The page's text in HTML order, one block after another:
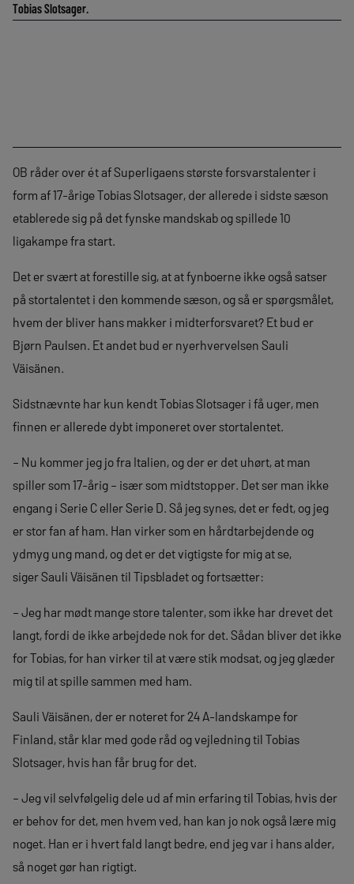
Tobias Slotsager.
OB råder over ét af Superligaens største forsvarstalenter i
form af 17-årige Tobias Slotsager, der allerede i sidste sæson
etablerede sig på det fynske mandskab og spillede 10
ligakampe fra start.
Det er svært at forestille sig, at at fynboerne ikke også satser
på stortalentet i den kommende sæson, og så er spørgsmålet,
hvem der bliver hans makker i midterforsvaret? Et bud er
Bjørn Paulsen. Et andet bud er nyerhvervelsen Sauli
Väisänen.
Sidstnævnte har kun kendt Tobias Slotsager i få uger, men
finnen er allerede dybt imponeret over stortalentet.
– Nu kommer jeg jo fra Italien, og der er det uhørt, at man
spiller som 17-årig – især som midtstopper. Det ser man ikke
engang i Serie C eller Serie D. Så jeg synes, det er fedt, og jeg
er stor fan af ham. Han virker som en hårdtarbejdende og
ydmyg ung mand, og det er det vigtigste for mig at se,
siger Sauli Väisänen til Tipsbladet og fortsætter:
– Jeg har mødt mange store talenter, som ikke har drevet det
langt, fordi de ikke arbejdede nok for det. Sådan bliver det ikke
for Tobias, for han virker til at være stik modsat, og jeg glæder
mig til at spille sammen med ham.
Sauli Väisänen, der er noteret for 24 A-landskampe for
Finland, står klar med gode råd og vejledning til Tobias
Slotsager, hvis han får brug for det.
– Jeg vil selvfølgelig dele ud af min erfaring til Tobias, hvis der
er behov for det, men hvem ved, han kan jo nok også lære mig
noget. Han er i hvert fald langt bedre, end jeg var i hans alder,
så noget gør han rigtigt.